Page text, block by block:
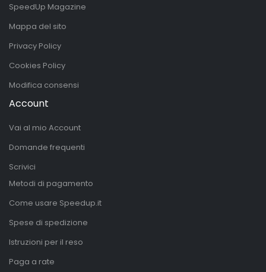
SpeedUp Magazine
Mappa del sito
Privacy Policy
Cookies Policy
Modifica consensi
Account
Vai al mio Account
Domande frequenti
Scrivici
Metodi di pagamento
Come usare Speedup.it
Spese di spedizione
Istruzioni per il reso
Paga a rate